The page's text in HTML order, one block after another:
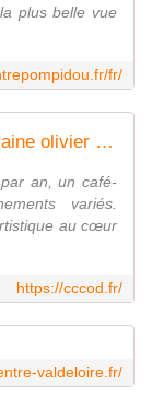
plus belle vue
fr/
cccod | centre de création contemporaine olivier debré
an, un café-
variés.
au cœur
https://cccod.fr/
valdeloire.fr/